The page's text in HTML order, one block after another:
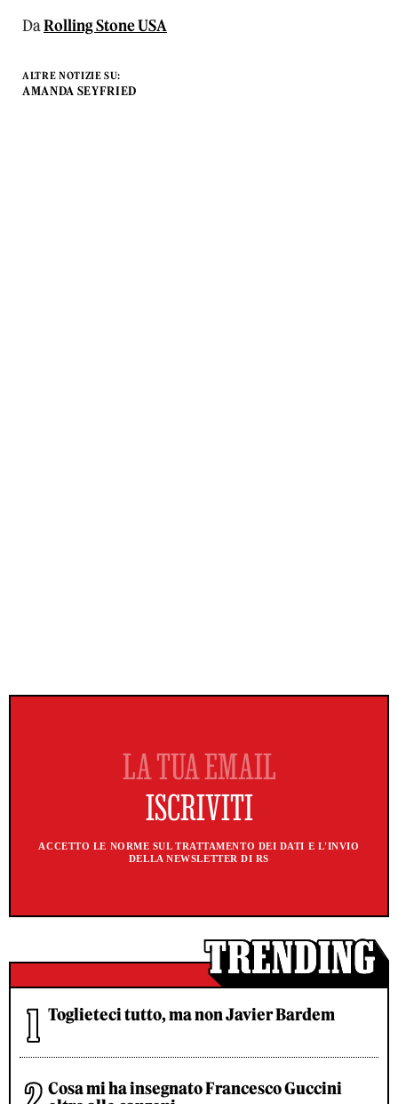
DaRolling Stone USA
ALTRE NOTIZIE SU:
AMANDA SEYFRIED
ACCETTO LE NORME SUL TRATTAMENTO DEI DATI E L'INVIO
DELLA NEWSLETTER DI RS
Toglieteci tutto, ma non Javier Bardem
Cosa mi ha insegnato Francesco Guccini